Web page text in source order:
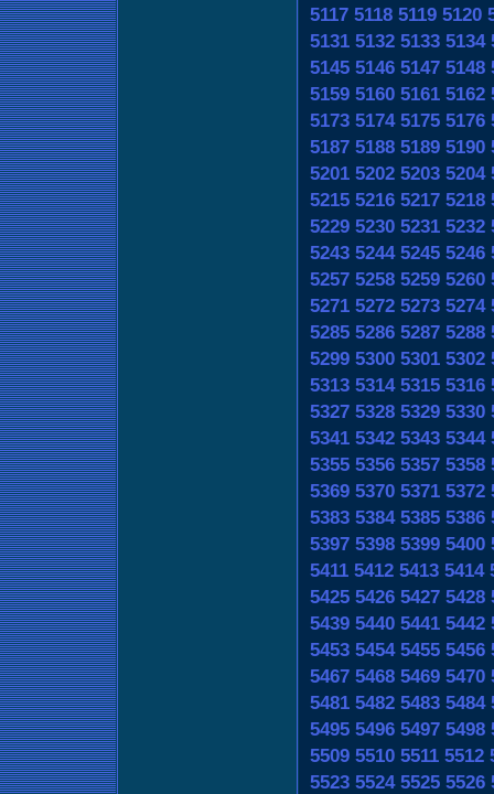
5117 5118 5119 5120
5131 5132 5133 5134
5145 5146 5147 5148
5159 5160 5161 5162
5173 5174 5175 5176
5187 5188 5189 5190
5201 5202 5203 5204
5215 5216 5217 5218
5229 5230 5231 5232
5243 5244 5245 5246
5257 5258 5259 5260
5271 5272 5273 5274
5285 5286 5287 5288
5299 5300 5301 5302
5313 5314 5315 5316
5327 5328 5329 5330
5341 5342 5343 5344
5355 5356 5357 5358
5369 5370 5371 5372
5383 5384 5385 5386
5397 5398 5399 5400
5411 5412 5413 5414
5425 5426 5427 5428
5439 5440 5441 5442
5453 5454 5455 5456
5467 5468 5469 5470
5481 5482 5483 5484
5495 5496 5497 5498
5509 5510 5511 5512
5523 5524 5525 5526